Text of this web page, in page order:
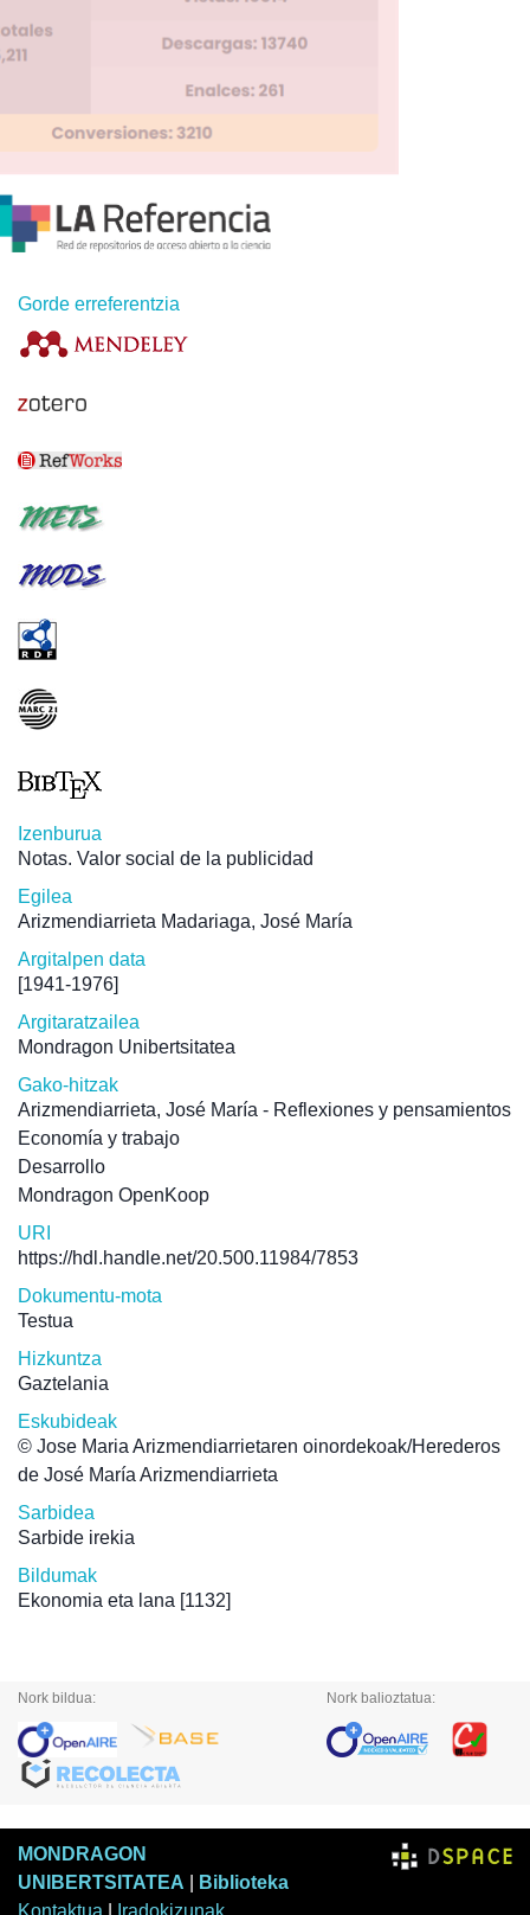
Gorde erreferentzia
Izenburua
Notas. Valor social de la publicidad
Egilea
Arizmendiarrieta Madariaga, José María
Argitalpen data
[1941-1976]
Argitaratzailea
Mondragon Unibertsitatea
Gako-hitzak
Arizmendiarrieta, José María - Reflexiones y pensamientos
Economía y trabajo
Desarrollo
Mondragon OpenKoop
URI
https://hdl.handle.net/20.500.11984/7853
Dokumentu-mota
Testua
Hizkuntza
Gaztelania
Eskubideak
© Jose Maria Arizmendiarrietaren oinordekoak/Herederos
de José María Arizmendiarrieta
Sarbidea
Sarbide irekia
Bildumak
Ekonomia eta lana [1132]
Nork bildua: Nork balioztatua:
MONDRAGON
UNIBERTSITATEA
Biblioteka